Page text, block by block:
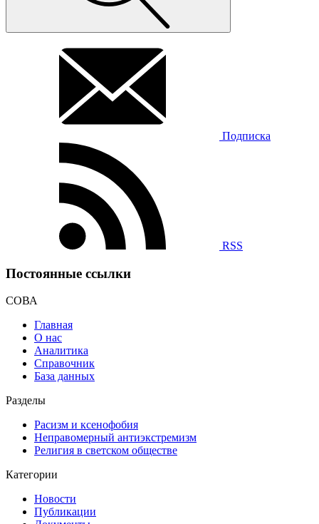
Подписка
RSS
Постоянные ссылки
СОВА
Главная
О нас
Аналитика
Справочник
База данных
Разделы
Расизм и ксенофобия
Неправомерный антиэкстремизм
Религия в светском обществе
Категории
Новости
Публикации